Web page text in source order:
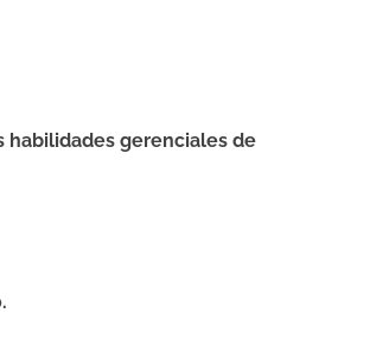
habilidades gerenciales de